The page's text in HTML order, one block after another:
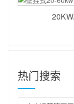
热门搜索